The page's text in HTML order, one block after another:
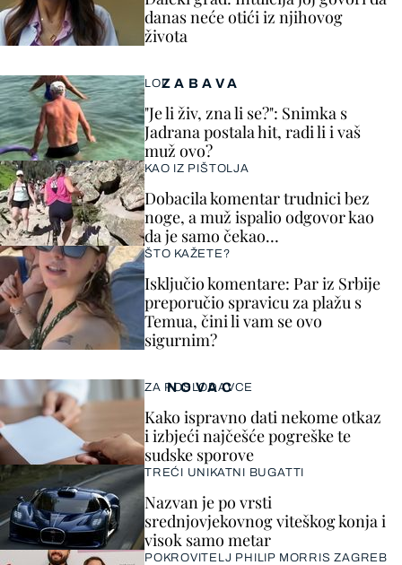
ZABAVA
LOL
"Je li živ, zna li se?": Snimka s
Jadrana postala hit, radi li i vaš
muž ovo?
KAO IZ PIŠTOLJA
Dobacila komentar trudnici bez
noge, a muž ispalio odgovor kao
da je samo čekao…
ŠTO KAŽETE?
Isključio komentare: Par iz Srbije
preporučio spravicu za plažu s
Temua, čini li vam se ovo
sigurnim?
danas neće otići iz njihovog
života
NOVAC
ZA POSLODAVCE
Kako ispravno dati nekome otkaz
i izbjeći najčešće pogreške te
sudske sporove
TREĆI UNIKATNI BUGATTI
Nazvan je po vrsti
srednjovjekovnog viteškog konja i
visok samo metar
POKROVITELJ PHILIP MORRIS ZAGREB